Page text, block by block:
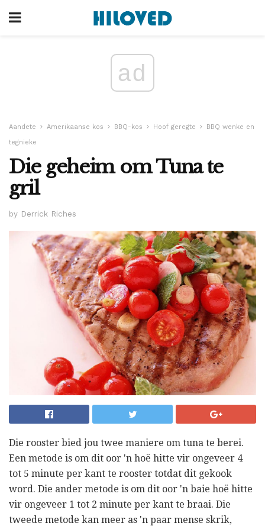
ad
Aandete Amerikaanse kos BBQ-kos Hoof geregte
BBQ wenke en
tegnieke
Die geheim om Tuna te
gril
by Derrick Riches
Die rooster bied jou twee maniere om tuna te berei.
Een metode is om dit oor 'n hoë hitte vir ongeveer 4
tot 5 minute per kant te rooster totdat dit gekook
word. Die ander metode is om dit oor 'n baie hoë hitte
vir ongeveer 1 tot 2 minute per kant te braai. Die
tweede metode kan meer as 'n paar mense skrik,